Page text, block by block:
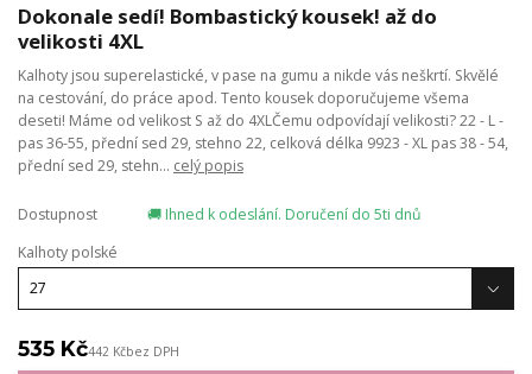
Dokonale sedí! Bombastický kousek! až do
velikosti 4XL
Kalhoty jsou superelastické, v pase na gumu a nikde vás neškrtí. Skvělé
na cestování, do práce apod. Tento kousek doporučujeme všema
deseti! Máme od velikost S až do 4XLČemu odpovídají velikosti? 22 - L -
pas 36-55, přední sed 29, stehno 22, celková délka 9923 - XL pas 38 - 54,
přední sed 29, stehn... celý popis
Dostupnost
🚚 Ihned k odeslání. Doručení do 5ti dnů
Kalhoty polské
535 Kč442 Kčbez DPH